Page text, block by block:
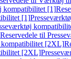
kompatibilitet [1]
[1]
Reservedele til
kompatibilitet [2XL]
[2XL]